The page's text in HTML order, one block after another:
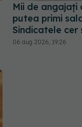
Mii de angajați
putea primi
Sindicatele cer
06 aug 2026, 19:26